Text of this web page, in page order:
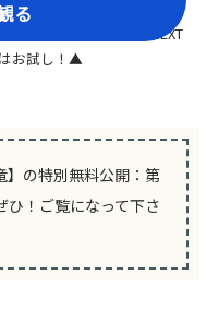
る
きるので、気軽にU-NEXT
お試し！▲
】の特別無料公開：第
ひ！ご覧になって下さ